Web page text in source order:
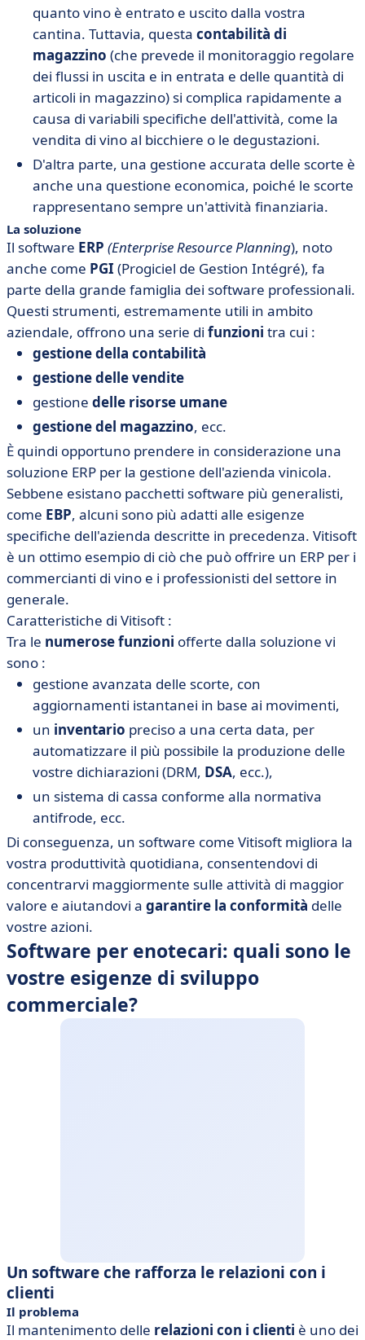
quanto vino è entrato e uscito dalla vostra
cantina. Tuttavia, questa contabilità di
magazzino (che prevede il monitoraggio regolare
dei flussi in uscita e in entrata e delle quantità di
articoli in magazzino) si complica rapidamente a
causa di variabili specifiche dell'attività, come la
vendita di vino al bicchiere o le degustazioni.
D'altra parte, una gestione accurata delle scorte è
anche una questione economica, poiché le scorte
rappresentano sempre un'attività finanziaria.
La soluzione
Il software ERP (Enterprise Resource Planning), noto
anche come PGI (Progiciel de Gestion Intégré), fa
parte della grande famiglia dei software professionali.
Questi strumenti, estremamente utili in ambito
aziendale, offrono una serie di funzioni tra cui :
gestione della contabilità
gestione delle vendite
gestione delle risorse umane
gestione del magazzino, ecc.
È quindi opportuno prendere in considerazione una
soluzione ERP per la gestione dell'azienda vinicola.
Sebbene esistano pacchetti software più generalisti,
come EBP, alcuni sono più adatti alle esigenze
specifiche dell'azienda descritte in precedenza. Vitisoft
è un ottimo esempio di ciò che può offrire un ERP per i
commercianti di vino e i professionisti del settore in
generale.
Caratteristiche di Vitisoft :
Tra le numerose funzioni offerte dalla soluzione vi
sono :
gestione avanzata delle scorte, con
aggiornamenti istantanei in base ai movimenti,
un inventario preciso a una certa data, per
automatizzare il più possibile la produzione delle
vostre dichiarazioni (DRM, DSA, ecc.),
un sistema di cassa conforme alla normativa
antifrode, ecc.
Di conseguenza, un software come Vitisoft migliora la
vostra produttività quotidiana, consentendovi di
concentrarvi maggiormente sulle attività di maggior
valore e aiutandovi a garantire la conformità delle
vostre azioni.
Software per enotecari: quali sono le
vostre esigenze di sviluppo
commerciale?
Un software che rafforza le relazioni con i
clienti
Il problema
Il mantenimento delle relazioni con i clienti è uno dei